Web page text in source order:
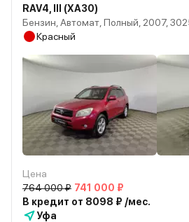
RAV4, III (XA30)
Бензин, Автомат, Полный, 2007,
Красный
Цена
764 000 ₽ 741 000 ₽
В кредит от 8098 ₽ /мес.
Уфа